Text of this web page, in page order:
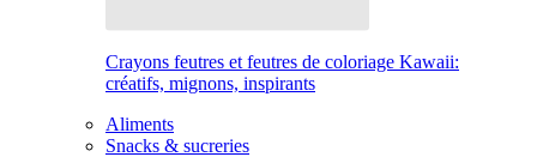
Crayons feutres et feutres de coloriage Kawaii:
créatifs, mignons, inspirants
Aliments
Snacks & sucreries